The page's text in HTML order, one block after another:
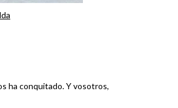
ha conquitado. Y vosotros,